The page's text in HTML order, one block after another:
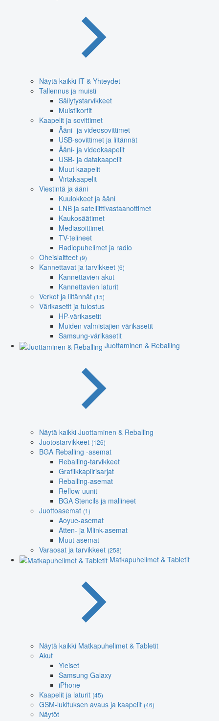
Näytä kaikki IT & Yhteydet
Tallennus ja muisti
Säilytystarvikkeet
Muistikortit
Kaapelit ja sovittimet
Ääni- ja videosovittimet
USB-sovittimet ja liitännät
Ääni- ja videokaapelit
USB- ja datakaapelit
Muut kaapelit
Virtakaapelit
Viestintä ja ääni
Kuulokkeet ja ääni
LNB ja satelliittivastaanottimet
Kaukosäätimet
Mediasoittimet
TV-telineet
Radiopuhelimet ja radio
Oheislaitteet (9)
Kannettavat ja tarvikkeet (6)
Kannettavien akut
Kannettavien laturit
Verkot ja liitännät (15)
Värikasetit ja tulostus
HP-värikasetit
Muiden valmistajien värikasetit
Samsung-värikasetit
Juottaminen & Reballing
Näytä kaikki Juottaminen & Reballing
Juotostarvikkeet (126)
BGA Reballing -asemat
Reballing-tarvikkeet
Grafiikkapiirisarjat
Reballing-asemat
Reflow-uunit
BGA Stencils ja mallineet
Juottoasemat (1)
Aoyue-asemat
Atten- ja Mlink-asemat
Muut asemat
Varaosat ja tarvikkeet (258)
Matkapuhelimet & Tabletit
Näytä kaikki Matkapuhelimet & Tabletit
Akut
Yleiset
Samsung Galaxy
iPhone
Kaapelit ja laturit (45)
GSM-lukituksen avaus ja kaapelit (46)
Näytöt